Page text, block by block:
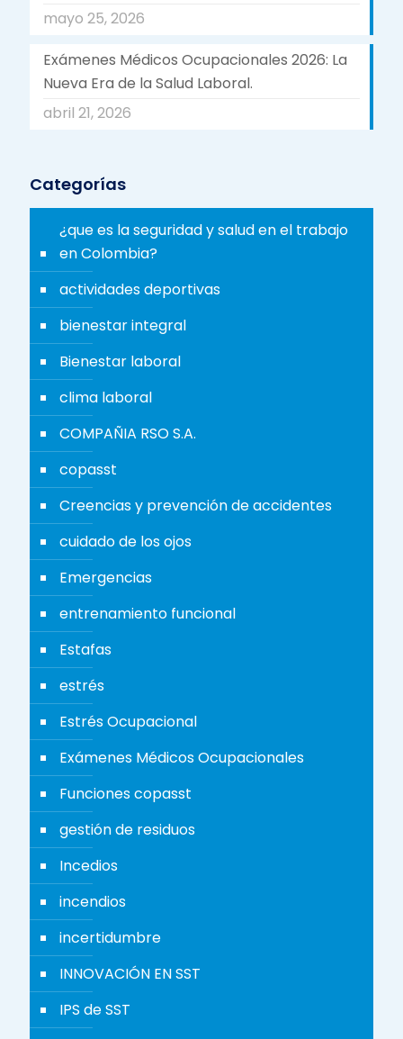
mayo 25, 2026
Exámenes Médicos Ocupacionales 2026: La
Nueva Era de la Salud Laboral.
abril 21, 2026
Categorías
¿que es la seguridad y salud en el trabajo
en Colombia?
actividades deportivas
bienestar integral
Bienestar laboral
clima laboral
COMPAÑIA RSO S.A.
copasst
Creencias y prevención de accidentes
cuidado de los ojos
Emergencias
entrenamiento funcional
Estafas
estrés
Estrés Ocupacional
Exámenes Médicos Ocupacionales
Funciones copasst
gestión de residuos
Incedios
incendios
incertidumbre
INNOVACIÓN EN SST
IPS de SST